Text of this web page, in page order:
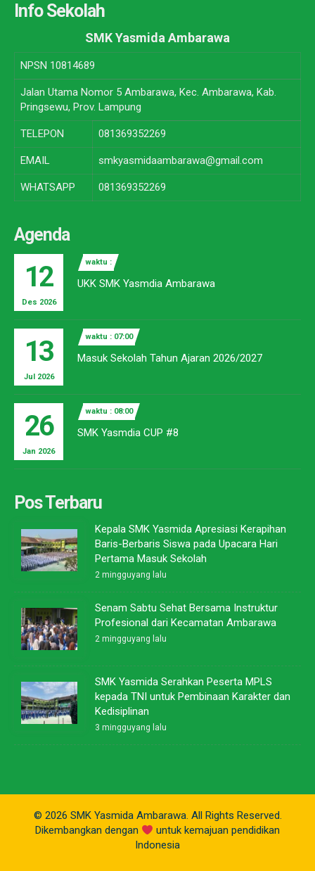
Info Sekolah
SMK Yasmida Ambarawa
NPSN 10814689
Jalan Utama Nomor 5 Ambarawa, Kec. Ambarawa, Kab.
Pringsewu, Prov. Lampung
TELEPON 081369352269
EMAIL smkyasmidaambarawa@gmail.com
WHATSAPP 081369352269
Agenda
12
Des 2026
waktu :
UKK SMK Yasmdia Ambarawa
13
Jul 2026
waktu : 07:00
Masuk Sekolah Tahun Ajaran 2026/2027
26
Jan 2026
waktu : 08:00
SMK Yasmdia CUP #8
Pos Terbaru
Kepala SMK Yasmida Apresiasi Kerapihan
Baris-Berbaris Siswa pada Upacara Hari
Pertama Masuk Sekolah
2 mingguyang lalu
Senam Sabtu Sehat Bersama Instruktur
Profesional dari Kecamatan Ambarawa
2 mingguyang lalu
SMK Yasmida Serahkan Peserta MPLS
kepada TNI untuk Pembinaan Karakter dan
Kedisiplinan
3 mingguyang lalu
© 2026 SMK Yasmida Ambarawa. All Rights Reserved.
Dikembangkan dengan
untuk kemajuan pendidikan
Indonesia